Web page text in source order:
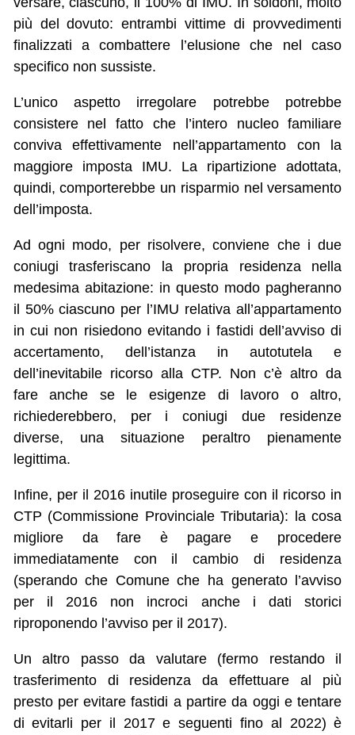
più del dovuto: entrambi vittime di provvedimenti
finalizzati a combattere l’elusione che nel caso
specifico non sussiste.
L’unico aspetto irregolare potrebbe potrebbe
consistere nel fatto che l’intero nucleo familiare
conviva effettivamente nell’appartamento con la
maggiore imposta IMU. La ripartizione adottata,
quindi, comporterebbe un risparmio nel versamento
dell’imposta.
Ad ogni modo, per risolvere, conviene che i due
coniugi trasferiscano la propria residenza nella
medesima abitazione: in questo modo pagheranno
il 50% ciascuno per l’IMU relativa all’appartamento
in cui non risiedono evitando i fastidi dell’avviso di
accertamento, dell’istanza in autotutela e
dell’inevitabile ricorso alla CTP. Non c’è altro da
fare anche se le esigenze di lavoro o altro,
richiederebbero, per i coniugi due residenze
diverse, una situazione peraltro pienamente
legittima.
Infine, per il 2016 inutile proseguire con il ricorso in
CTP (Commissione Provinciale Tributaria): la cosa
migliore da fare è pagare e procedere
immediatamente con il cambio di residenza
(sperando che Comune che ha generato l’avviso
per il 2016 non incroci anche i dati storici
riproponendo l’avviso per il 2017).
Un altro passo da valutare (fermo restando il
trasferimento di residenza da effettuare al più
presto per evitare fastidi a partire da oggi e tentare
di evitarli per il 2017 e seguenti fino al 2022) è